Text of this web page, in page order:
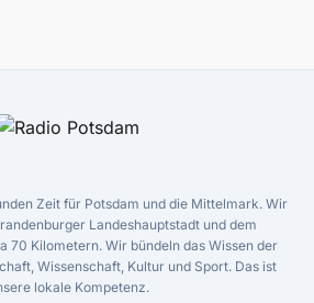
Zeit für Potsdam und die Mittelmark. Wir
Landeshauptstadt und dem
70 Kilometern. Wir bündeln das Wissen der
Wissenschaft, Kultur und Sport. Das ist
lokale Kompetenz.